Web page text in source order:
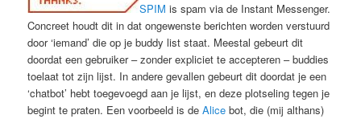
SPIM is spam via de Instant Messenger.
Concreet houdt dit in dat ongewenste berichten worden verstuurd
door ‘iemand’ die op je buddy list staat. Meestal gebeurt dit
doordat een gebruiker – zonder expliciet te accepteren – buddies
toelaat tot zijn lijst. In andere gevallen gebeurt dit doordat je een
‘chatbot’ hebt toegevoegd aan je lijst, en deze plotseling tegen je
begint te praten. Een voorbeeld is deAlice bot, die (mij althans)